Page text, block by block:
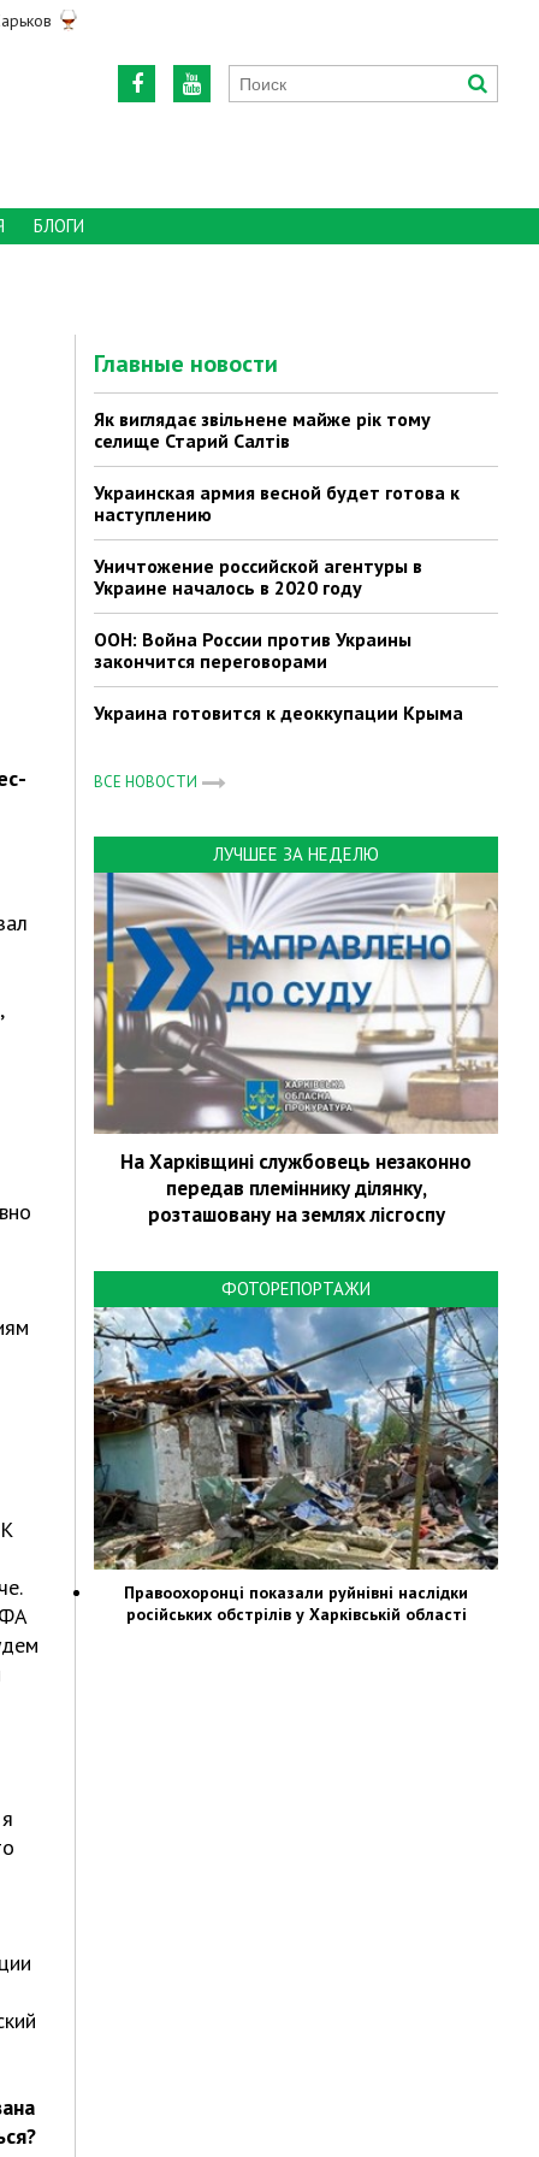
БЛОГИ
Главные новости
Як виглядає звільнене майже рік тому
селище Старий Салтів
Украинская армия весной будет готова к
наступлению
Уничтожение российской агентуры в
Украине началось в 2020 году
ООН: Война России против Украины
закончится переговорами
Украина готовится к деоккупации Крыма
ВСЕ НОВОСТИ
ЛУЧШЕЕ ЗА НЕДЕЛЮ
На Харківщині службовець незаконно
передав племіннику ділянку,
розташовану на землях лісгоспу
ФОТОРЕПОРТАЖИ
Правоохоронці показали руйнівні наслідки
російських обстрілів у Харківській області